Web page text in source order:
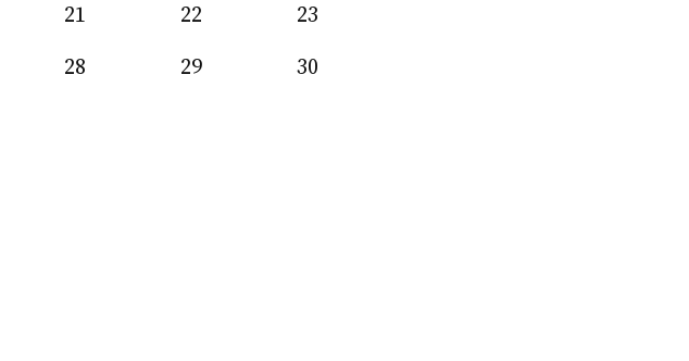
21 22
23
28 29
30